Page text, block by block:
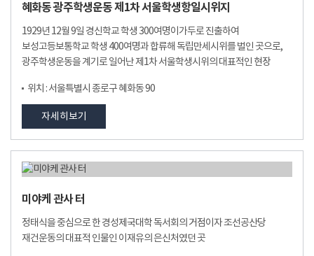
혜화동 광주학생운동 제1차 서울학생항일시위지
1929년 12월 9일 경신학교 학생 300여명이가두로 진출하여
보성고등보통학교 학생 400여명과 합류해 독립만세시위를 벌인 곳으로,
광주학생운동을 계기로 일어난 제1차 서울학생시위의 대표적인 현장
위치 : 서울특별시 종로구 혜화동 90
자세히보기
미야케 관사 터
정태식을 중심으로 한 경성제국대학 독서회의 거점이자 조선공산당
재건운동의 대표적 인물인 이재유의 은신처였던 곳